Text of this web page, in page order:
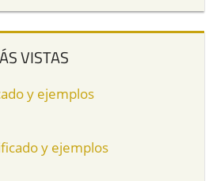
VISTAS
y ejemplos
y ejemplos